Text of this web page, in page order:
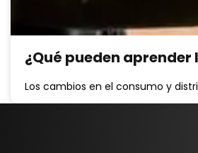
¿Qué pueden
Los cambios en el consumo y